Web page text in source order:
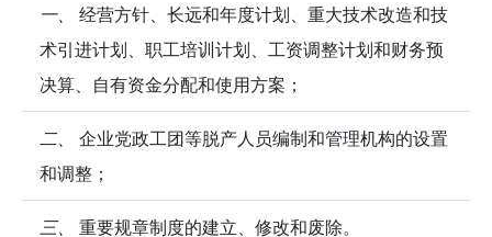
一、
经营方针、长远和年度计划、重大技术改造和技
术引进计划、职工培训计划、工资调整计划和财务预
决算、自有资金分配和使用方案；
二、
企业党政工团等脱产人员编制和管理机构的设置
和调整；
三、 重要规章制度的建立、修改和废除。